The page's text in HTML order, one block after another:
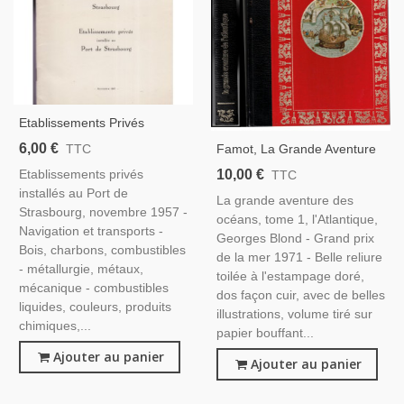
Etablissements Privés
Installés Au Port De
Transports, Commerce
Fluvial, Alsace -
6,00 € TTC
Etablissements privés
installés au Port de
Strasbourg, novembre 1957 -
Navigation et transports -
Bois, charbons, combustibles
- métallurgie, métaux,
mécanique - combustibles
liquides, couleurs, produits
chimiques,...
Ajouter au panier
Famot, La Grande Aventure
Des Océans, T1 L'Atlantique,
Aventures En Mer,
Navigateurs, Océan
Atlantique,
10,00 € TTC
La grande aventure des
océans, tome 1, l'Atlantique,
Georges Blond - Grand prix
de la mer 1971 - Belle reliure
toilée à l'estampage doré,
dos façon cuir, avec de belles
illustrations, volume tiré sur
papier bouffant...
Ajouter au panier